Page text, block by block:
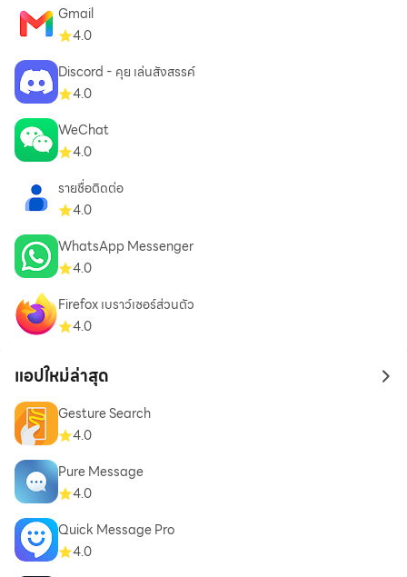
For those interested in maximum privacy, Telegram offers
Secret Chats. Secret Chat messages can be programmed
to self-destruct automatically from both participating
devices. This way you can send all types of disappearing
content — messages, photos, videos, and even files.
Secret Chats use End-to-End Encryption to ensure that a
message can only be read by its intended recipient.
We keep expanding the boundaries of what you can do
with a messaging app. Don’t wait years for older
messengers to catch up with Telegram — join the
revolution today.
Gmail
4.0
Discord - คุย เล่นสังสรรค์
4.0
WeChat
4.0
รายชื่อติดต่อ
4.0
WhatsApp Messenger
4.0
Firefox เบราว์เซอร์ส่วนตัว
4.0
แอปใหม่ล่าสุด to
Gesture Search
4.0
Pure Message
4.0
Quick Message Pro
4.0